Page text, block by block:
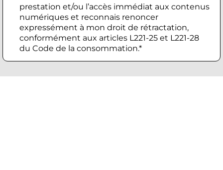
prestation et/ou l’accès immédiat aux contenus
numériques et reconnais renoncer
expressément à mon droit de rétractation,
conformément aux articles L221-25 et L221-28
du Code de la consommation.*